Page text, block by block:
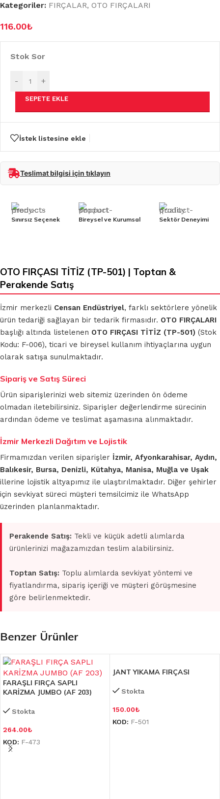
Kategoriler: FIRÇALAR, OTO FIRÇALARI
116.00₺
Stok Sor
- +
SEPETE EKLE
İstek listesine ekle
Teslimat bilgisi için tıklayın
Sınırsız Seçenek Bireysel ve Kurumsal Sektör Deneyimi
OTO FIRÇASI TİTİZ (TP-501) | Toptan &
Perakende Satış
İzmir merkezli Censan Endüstriyel, farklı sektörlere yönelik
ürün tedariği sağlayan bir tedarik firmasıdır. OTO FIRÇALARI
başlığı altında listelenen OTO FIRÇASI TİTİZ (TP-501) (Stok
Kodu: F-006), ticari ve bireysel kullanım ihtiyaçlarına uygun
olarak satışa sunulmaktadır.
Sipariş ve Satış Süreci
Ürün siparişlerinizi web sitemiz üzerinden ön ödeme
olmadan iletebilirsiniz. Siparişler değerlendirme sürecinin
ardından ödeme ve teslimat aşamasına alınmaktadır.
İzmir Merkezli Dağıtım ve Lojistik
Firmamızdan verilen siparişler İzmir, Afyonkarahisar, Aydın,
Balıkesir, Bursa, Denizli, Kütahya, Manisa, Muğla ve Uşak
illerine lojistik altyapımız ile ulaştırılmaktadır. Diğer şehirler
için sevkiyat süreci müşteri temsilcimiz ile WhatsApp
üzerinden planlanmaktadır.
Perakende Satış: Tekli ve küçük adetli alımlarda
ürünlerinizi mağazamızdan teslim alabilirsiniz.
Toptan Satış: Toplu alımlarda sevkiyat yöntemi ve
fiyatlandırma, sipariş içeriği ve müşteri görüşmesine
göre belirlenmektedir.
Benzer Ürünler
FARAŞLI FIRÇA SAPLI
KARİZMA JUMBO (AF 203)
Stokta
264.00₺
KOD: F-473
JANT YIKAMA FIRÇASI
Stokta
150.00₺
KOD: F-501